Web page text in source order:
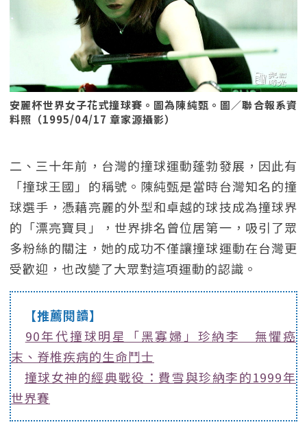
安麗杯世界女子花式撞球賽。圖為陳純甄。圖／聯合報系資
料照（1995/04/17 章家源攝影）
二、三十年前，台灣的撞球運動蓬勃發展，因此有
「撞球王國」的稱號。陳純甄是當時台灣知名的撞
球選手，憑藉亮麗的外型和卓越的球技成為撞球界
的「漂亮寶貝」，世界排名曾位居第一，吸引了眾
多粉絲的關注，她的成功不僅讓撞球運動在台灣更
受歡迎，也改變了大眾對這項運動的認識。
【推薦閱讀】
90年代撞球明星「黑寡婦」珍納李 無懼癌
末、脊椎疾病的生命鬥士
撞球女神的經典戰役：費雪與珍納李的1999年
世界賽